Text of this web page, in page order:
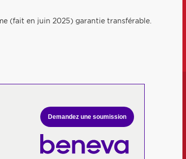
(fait en juin 2025) garantie transférable.
Demandez une soumission